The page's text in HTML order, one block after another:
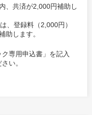
、共済が2,000円補助し
、登録料（2,000円）
助します。
専用申込書」を記入
い。